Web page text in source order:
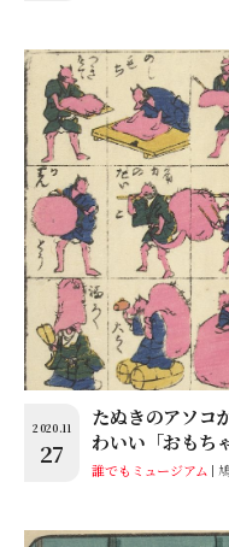
2020.11
27
たぬきのアソコ
わいい「おもち
誰でもミュージアム